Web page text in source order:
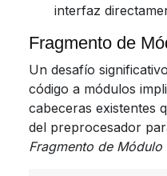
interfaz
Fragmento de
Un desafío
código a módulos
cabeceras existentes
del preprocesador
Fragmento de Módulo